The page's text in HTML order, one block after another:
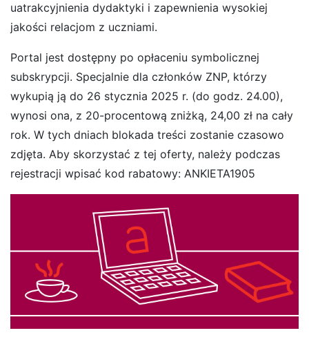
uatrakcyjnienia dydaktyki i zapewnienia wysokiej
jakości relacjom z uczniami.
Portal jest dostępny po opłaceniu symbolicznej
subskrypcji. Specjalnie dla członków ZNP, którzy
wykupią ją do 26 stycznia 2025 r. (do godz. 24.00),
wynosi ona, z 20-procentową zniżką, 24,00 zł na cały
rok. W tych dniach blokada treści zostanie czasowo
zdjęta. Aby skorzystać z tej oferty, należy podczas
rejestracji wpisać kod rabatowy: ANKIETA1905